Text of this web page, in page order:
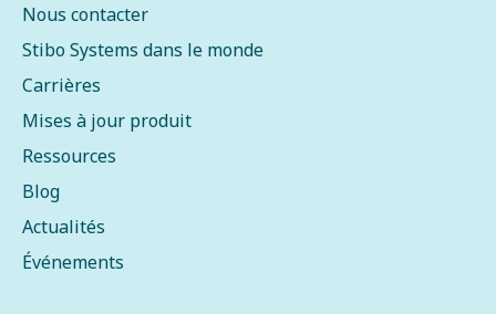
Nous contacter
Stibo Systems dans le monde
Carrières
Mises à jour produit
Ressources
Blog
Actualités
Événements